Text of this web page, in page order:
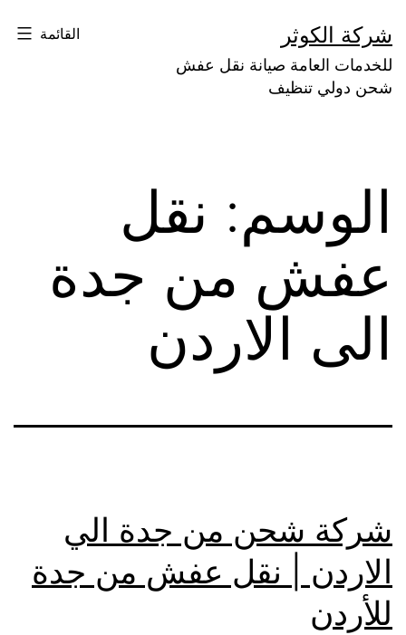
إلى
المحتوى
شركة الكوثر
للخدمات العامة صيانة نقل عفش
شحن دولي تنظيف
القائمة
الوسم: نقل
عفش من جدة
الى الاردن
شركة شحن من جدة الي
الاردن | نقل عفش من جدة
للأردن